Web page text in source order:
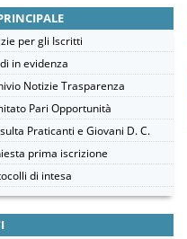
per gli Iscritti
in evidenza
Notizie Trasparenza
Pari Opportunità
Praticanti e Giovani D. C.
prima iscrizione
di intesa